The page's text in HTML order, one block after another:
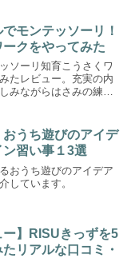
モンテッソーリ！
クをやってみた
ソーリ知育こうさくワ
たレビュー。充実の内
みながらはさみの練
おうち遊びのアイデ
習い事１3選
おうち遊びのアイデア
しています。
ー】RISUきっずを5
リアルな口コミ・